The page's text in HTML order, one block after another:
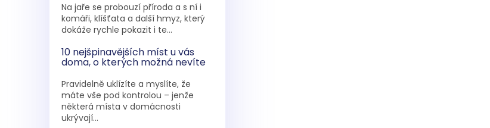
Na jaře se probouzí příroda a s ní i
komáři, klíšťata a další hmyz, který
dokáže rychle pokazit i te...
10 nejšpinavějších míst u vás
doma, o kterých možná nevíte
Pravidelně uklízíte a myslíte, že
máte vše pod kontrolou – jenže
některá místa v domácnosti
ukrývají...